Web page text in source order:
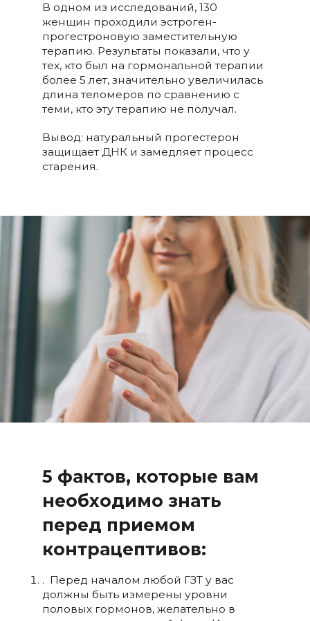
В одном из исследований, 130
женщин проходили эстроген-
прогестроновую заместительную
терапию. Результаты показали, что у
тех, кто был на гормональной терапии
более 5 лет, значительно увеличилась
длина теломеров по сравнению с
теми, кто эту терапию не получал.
Вывод: натуральный прогестерон
защищает ДНК и замедляет процесс
старения.
5 фактов, которые вам
необходимо знать
перед приемом
контрацептивов:
. Перед началом любой ГЗТ у вас
должны быть измерены уровни
половых гормонов, желательно в